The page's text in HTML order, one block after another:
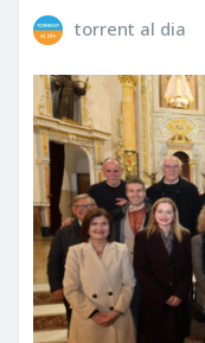
torrent al dia